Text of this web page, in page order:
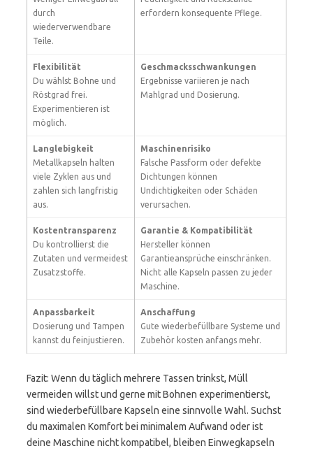
durch
wiederverwendbare
Teile.
erfordern konsequente Pflege.
Flexibilität
Du wählst Bohne und
Röstgrad frei.
Experimentieren ist
möglich.
Geschmacksschwankungen
Ergebnisse variieren je nach
Mahlgrad und Dosierung.
Langlebigkeit
Metallkapseln halten
viele Zyklen aus und
zahlen sich langfristig
aus.
Maschinenrisiko
Falsche Passform oder defekte
Dichtungen können
Undichtigkeiten oder Schäden
verursachen.
Kostentransparenz
Du kontrollierst die
Zutaten und vermeidest
Zusatzstoffe.
Garantie & Kompatibilität
Hersteller können
Garantieansprüche einschränken.
Nicht alle Kapseln passen zu jeder
Maschine.
Anpassbarkeit
Dosierung und Tampen
kannst du feinjustieren.
Anschaffung
Gute wiederbefüllbare Systeme und
Zubehör kosten anfangs mehr.
Fazit: Wenn du täglich mehrere Tassen trinkst, Müll
vermeiden willst und gerne mit Bohnen experimentierst,
sind wiederbefüllbare Kapseln eine sinnvolle Wahl. Suchst
du maximalen Komfort bei minimalem Aufwand oder ist
deine Maschine nicht kompatibel, bleiben Einwegkapseln